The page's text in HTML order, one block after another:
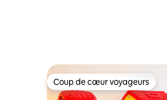
Coup de cœur voyageurs
Coup de cœur voyageurs